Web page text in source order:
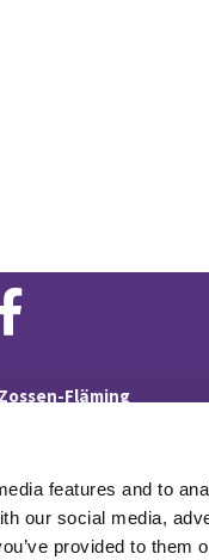
features and to
our social media,
provided to them
Fläming
Impressum